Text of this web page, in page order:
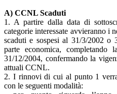
A) CCNL Scaduti
1. A partire dalla data di
categorie interessate avvieranno
scaduti e sospesi al 31/3/2002 o
parte economica, completando
31/12/2004, confermando la
attuali CCNL.
2. I rinnovi di cui al punto 1
con le seguenti modalità: